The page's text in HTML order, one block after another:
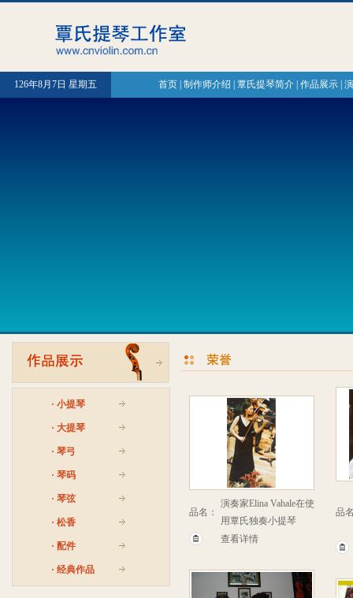
126年8月7日 星期五 首页| 制作师介绍 覃氏提琴简介| 作品展示|
· 小提琴
· 大提琴
· 琴弓
· 琴码
· 琴弦
· 松香
· 配件
· 经典作品
品名：
演奏家Elina Vahale在使
用覃氏独奏小提琴
查看详情
品